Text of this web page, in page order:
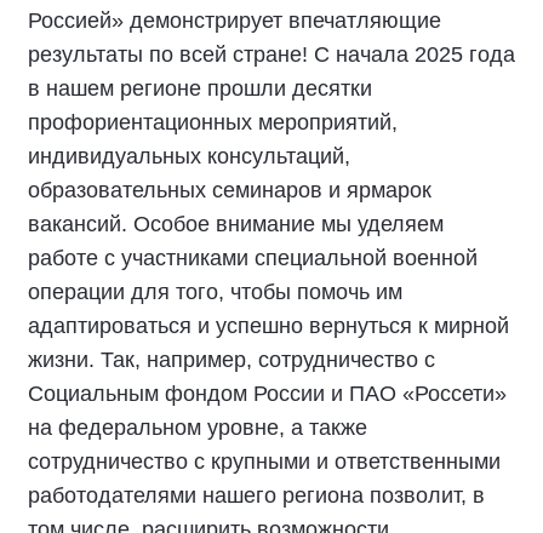
Россией» демонстрирует впечатляющие
результаты по всей стране! С начала 2025 года
в нашем регионе прошли десятки
профориентационных мероприятий,
индивидуальных консультаций,
образовательных семинаров и ярмарок
вакансий. Особое внимание мы уделяем
работе с участниками специальной военной
операции для того, чтобы помочь им
адаптироваться и успешно вернуться к мирной
жизни. Так, например, сотрудничество с
Социальным фондом России и ПАО «Россети»
на федеральном уровне, а также
сотрудничество с крупными и ответственными
работодателями нашего региона позволит, в